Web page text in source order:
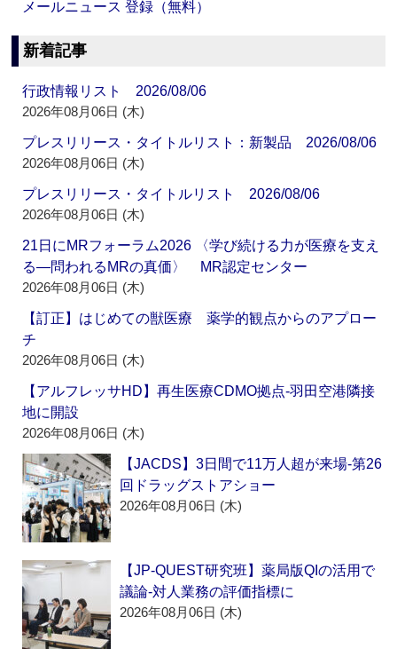
メールニュース 登録（無料）
新着記事
行政情報リスト 2026/08/06
2026年08月06日 (木)
プレスリリース・タイトルリスト：新製品 2026/08/06
2026年08月06日 (木)
プレスリリース・タイトルリスト 2026/08/06
2026年08月06日 (木)
21日にMRフォーラム2026 〈学び続ける力が医療を支え
る―問われるMRの真価〉 MR認定センター
2026年08月06日 (木)
【訂正】はじめての獣医療 薬学的観点からのアプロー
チ
2026年08月06日 (木)
【アルフレッサHD】再生医療CDMO拠点‐羽田空港隣接
地に開設
2026年08月06日 (木)
【JACDS】3日間で11万人超が来場‐第26
回ドラッグストアショー
2026年08月06日 (木)
【JP-QUEST研究班】薬局版QIの活用で
議論‐対人業務の評価指標に
2026年08月06日 (木)